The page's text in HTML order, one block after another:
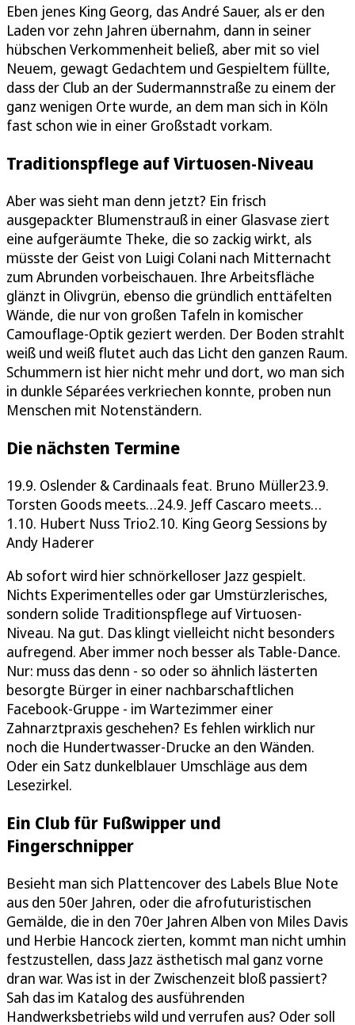
Eben jenes King Georg, das André Sauer, als er den
Laden vor zehn Jahren übernahm, dann in seiner
hübschen Verkommenheit beließ, aber mit so viel
Neuem, gewagt Gedachtem und Gespieltem füllte,
dass der Club an der Sudermannstraße zu einem der
ganz wenigen Orte wurde, an dem man sich in Köln
fast schon wie in einer Großstadt vorkam.
Traditionspflege auf Virtuosen-Niveau
Aber was sieht man denn jetzt? Ein frisch
ausgepackter Blumenstrauß in einer Glasvase ziert
eine aufgeräumte Theke, die so zackig wirkt, als
müsste der Geist von Luigi Colani nach Mitternacht
zum Abrunden vorbeischauen. Ihre Arbeitsfläche
glänzt in Olivgrün, ebenso die gründlich enttäfelten
Wände, die nur von großen Tafeln in komischer
Camouflage-Optik geziert werden. Der Boden strahlt
weiß und weiß flutet auch das Licht den ganzen Raum.
Schummern ist hier nicht mehr und dort, wo man sich
in dunkle Séparées verkriechen konnte, proben nun
Menschen mit Notenständern.
Die nächsten Termine
19.9. Oslender & Cardinaals feat. Bruno Müller23.9.
Torsten Goods meets…24.9. Jeff Cascaro meets…
1.10. Hubert Nuss Trio2.10. King Georg Sessions by
Andy Haderer
Ab sofort wird hier schnörkelloser Jazz gespielt.
Nichts Experimentelles oder gar Umstürzlerisches,
sondern solide Traditionspflege auf Virtuosen-
Niveau. Na gut. Das klingt vielleicht nicht besonders
aufregend. Aber immer noch besser als Table-Dance.
Nur: muss das denn - so oder so ähnlich lästerten
besorgte Bürger in einer nachbarschaftlichen
Facebook-Gruppe - im Wartezimmer einer
Zahnarztpraxis geschehen? Es fehlen wirklich nur
noch die Hundertwasser-Drucke an den Wänden.
Oder ein Satz dunkelblauer Umschläge aus dem
Lesezirkel.
Ein Club für Fußwipper und
Fingerschnipper
Besieht man sich Plattencover des Labels Blue Note
aus den 50er Jahren, oder die afrofuturistischen
Gemälde, die in den 70er Jahren Alben von Miles Davis
und Herbie Hancock zierten, kommt man nicht umhin
festzustellen, dass Jazz ästhetisch mal ganz vorne
dran war. Was ist in der Zwischenzeit bloß passiert?
Sah das im Katalog des ausführenden
Handwerksbetriebs wild und verrufen aus? Oder soll